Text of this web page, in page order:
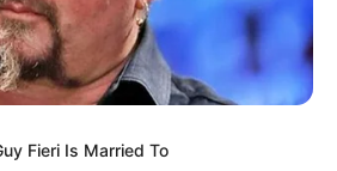
Fieri Is Married To